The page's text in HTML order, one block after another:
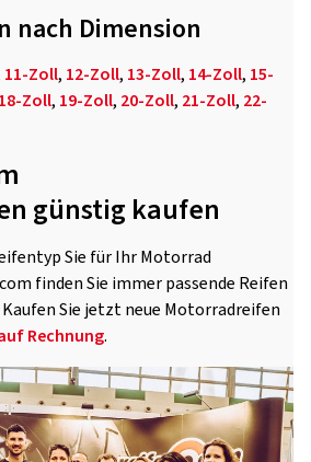
nach Dimension
11-Zoll, 12-Zoll, 13-Zoll, 14-Zoll, 15-
18-Zoll, 19-Zoll, 20-Zoll, 21-Zoll, 22-
günstig kaufen
Sie für Ihr Motorrad
finden Sie immer passende Reifen
Sie jetzt neue Motorradreifen
Rechnung.